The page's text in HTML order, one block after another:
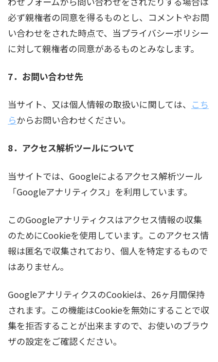
必ず親権者の同意を得るものとし、コメントやお問
い合わせをされた時点で、当プライバシーポリシー
に対して親権者の同意があるものとみなします。
7．お問い合わせ先
当サイト、又は個人情報の取扱いに関しては、 こち
らからお問い合わせください。
8．アクセス解析ツールについて
当サイトでは、Googleによるアクセス解析ツール
「Googleアナリティクス」を利用しています。
このGoogleアナリティクスはアクセス情報の収集
のためにCookieを使用しています。このアクセス情
報は匿名で収集されており、個人を特定するもので
はありません。
GoogleアナリティクスのCookieは、26ヶ月間保持
されます。この機能はCookieを無効にすることで収
集を拒否することが出来ますので、お使いのブラウ
ザの設定をご確認ください。